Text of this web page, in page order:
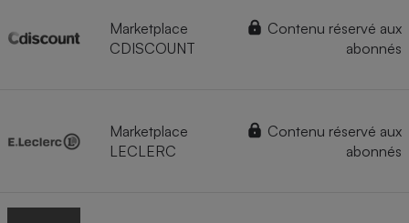
Marketplace
CDISCOUNT
Contenu réservé aux
abonnés
Marketplace
LECLERC
Contenu réservé aux
abonnés